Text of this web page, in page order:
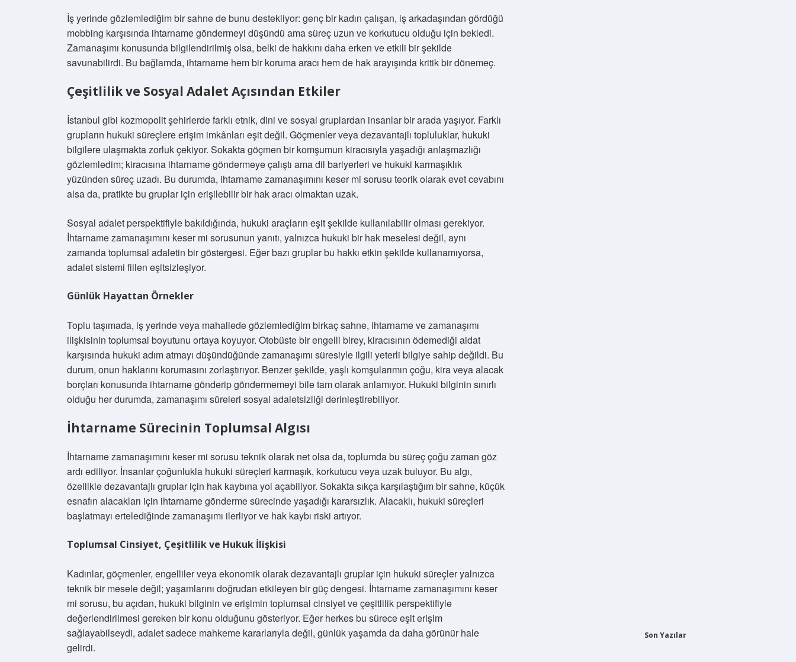
İş yerinde gözlemlediğim bir sahne de bunu destekliyor: genç bir kadın çalışan, iş arkadaşından gördüğü
mobbing karşısında ihtarname göndermeyi düşündü ama süreç uzun ve korkutucu olduğu için bekledi.
Zamanaşımı konusunda bilgilendirilmiş olsa, belki de hakkını daha erken ve etkili bir şekilde
savunabilirdi. Bu bağlamda, ihtarname hem bir koruma aracı hem de hak arayışında kritik bir dönemeç.
Çeşitlilik ve Sosyal Adalet Açısından Etkiler
İstanbul gibi kozmopolit şehirlerde farklı etnik, dini ve sosyal gruplardan insanlar bir arada yaşıyor. Farklı
grupların hukuki süreçlere erişim imkânları eşit değil. Göçmenler veya dezavantajlı topluluklar, hukuki
bilgilere ulaşmakta zorluk çekiyor. Sokakta göçmen bir komşumun kiracısıyla yaşadığı anlaşmazlığı
gözlemledim; kiracısına ihtarname göndermeye çalıştı ama dil bariyerleri ve hukuki karmaşıklık
yüzünden süreç uzadı. Bu durumda, ihtarname zamanaşımını keser mi sorusu teorik olarak evet cevabını
alsa da, pratikte bu gruplar için erişilebilir bir hak aracı olmaktan uzak.
Sosyal adalet perspektifiyle bakıldığında, hukuki araçların eşit şekilde kullanılabilir olması gerekiyor.
İhtarname zamanaşımını keser mi sorusunun yanıtı, yalnızca hukuki bir hak meselesi değil, aynı
zamanda toplumsal adaletin bir göstergesi. Eğer bazı gruplar bu hakkı etkin şekilde kullanamıyorsa,
adalet sistemi fiilen eşitsizleşiyor.
Günlük Hayattan Örnekler
Toplu taşımada, iş yerinde veya mahallede gözlemlediğim birkaç sahne, ihtarname ve zamanaşımı
ilişkisinin toplumsal boyutunu ortaya koyuyor. Otobüste bir engelli birey, kiracısının ödemediği aidat
karşısında hukuki adım atmayı düşündüğünde zamanaşımı süresiyle ilgili yeterli bilgiye sahip değildi. Bu
durum, onun haklarını korumasını zorlaştırıyor. Benzer şekilde, yaşlı komşularımın çoğu, kira veya alacak
borçları konusunda ihtarname gönderip göndermemeyi bile tam olarak anlamıyor. Hukuki bilginin sınırlı
olduğu her durumda, zamanaşımı süreleri sosyal adaletsizliği derinleştirebiliyor.
İhtarname Sürecinin Toplumsal Algısı
İhtarname zamanaşımını keser mi sorusu teknik olarak net olsa da, toplumda bu süreç çoğu zaman göz
ardı ediliyor. İnsanlar çoğunlukla hukuki süreçleri karmaşık, korkutucu veya uzak buluyor. Bu algı,
özellikle dezavantajlı gruplar için hak kaybına yol açabiliyor. Sokakta sıkça karşılaştığım bir sahne, küçük
esnafın alacakları için ihtarname gönderme sürecinde yaşadığı kararsızlık. Alacaklı, hukuki süreçleri
başlatmayı ertelediğinde zamanaşımı ilerliyor ve hak kaybı riski artıyor.
Toplumsal Cinsiyet, Çeşitlilik ve Hukuk İlişkisi
Kadınlar, göçmenler, engelliler veya ekonomik olarak dezavantajlı gruplar için hukuki süreçler yalnızca
teknik bir mesele değil; yaşamlarını doğrudan etkileyen bir güç dengesi. İhtarname zamanaşımını keser
mi sorusu, bu açıdan, hukuki bilginin ve erişimin toplumsal cinsiyet ve çeşitlilik perspektifiyle
değerlendirilmesi gereken bir konu olduğunu gösteriyor. Eğer herkes bu sürece eşit erişim
sağlayabilseydi, adalet sadece mahkeme kararlarıyla değil, günlük yaşamda da daha görünür hale
gelirdi.
Son Yazılar